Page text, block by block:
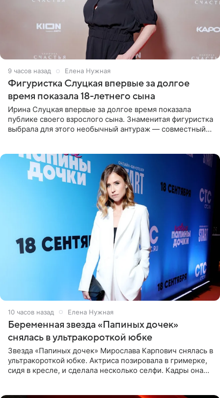
9 часов назад Елена Нужная
Фигуристка Слуцкая впервые за долгое
время показала 18-летнего сына
Ирина Слуцкая впервые за долгое время показала
публике своего взрослого сына. Знаменитая фигуристка
выбрала для этого необычный антураж — совместный
10 часов назад Елена Нужная
Беременная звезда «Папиных дочек»
снялась в ультракороткой юбке
Звезда «Папиных дочек» Мирослава Карпович снялась в
ультракороткой юбке. Актриса позировала в гримерке,
сидя в кресле, и сделала несколько селфи. Кадры она